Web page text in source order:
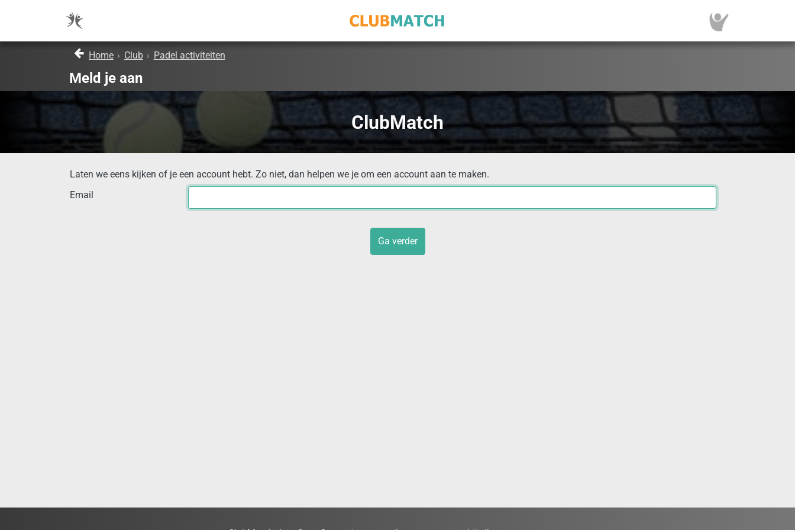
Home › Club › Padel activiteiten
Meld je aan
ClubMatch
Laten we eens kijken of je een account hebt. Zo niet, dan helpen we je om een account aan te maken.
Email
Ga verder